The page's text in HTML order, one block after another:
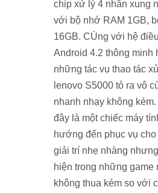
chip xử lý 4 nhân xung
với bộ nhớ RAM 1GB,
16GB. CÙng với hệ
Android 4.2 thông minh
những tác vụ thao tác
lenovo S5000 tỏ ra vô
nhanh nhạy không
đây là một chiếc máy
hướng đến phục vụ
giải trí nhẹ nhàng
hiện trong những game
không thua kém so với